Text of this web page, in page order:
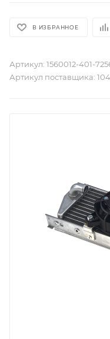
В ИЗБРАННОЕ
Артикул: 1560012-401-
Артикул поставщика: